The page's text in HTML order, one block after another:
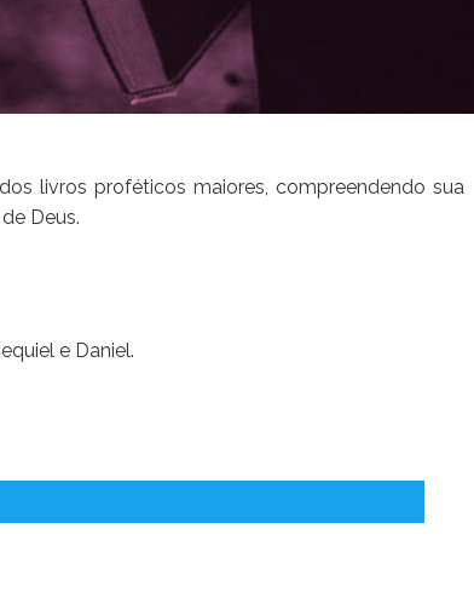
livros proféticos maiores, compreendendo sua
Deus.
e Daniel.